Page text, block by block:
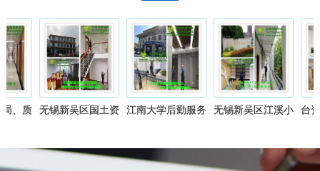
质 无锡新吴区国土资 江南大学后勤服务
服务
无锡新吴区江溪小 台资